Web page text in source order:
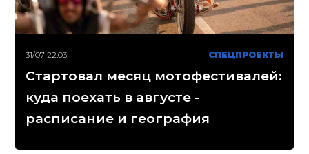
31/07 22:03 СПЕЦПРОЕКТЫ
Стартовал месяц мотофестивалей:
куда поехать в августе -
расписание и география